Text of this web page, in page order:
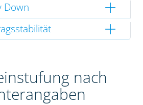
Down
nach